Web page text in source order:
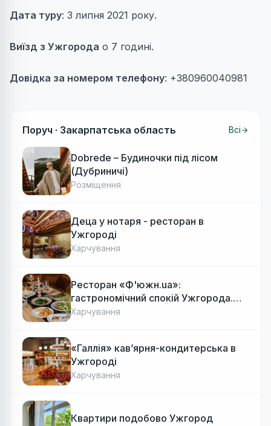
Дата туру: 3 липня 2021 року.
Виїзд з Ужгорода о 7 годині.
Довідка за номером телефону: +380960040981
Поруч · Закарпатська область Всі
Dobrede – Будиночки під лісом
(Дубриничі)
Розміщення
Деца у нотаря - ресторан в
Ужгороді
Харчування
Ресторан «Ф'южн.ua»:
гастрономічний спокій Ужгорода.
Авторська локальна кухня, затишок
Харчування
«Галлія» кав’ярня-кондитерська в
Ужгороді
Харчування
Квартири подобово Ужгород